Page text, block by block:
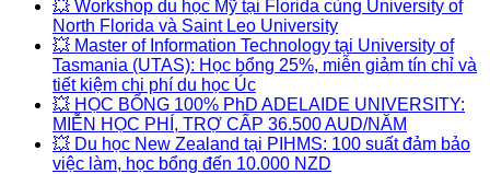
💥 Workshop du học Mỹ tại Florida cùng University of
North Florida và Saint Leo University
💥 Master of Information Technology tại University of
Tasmania (UTAS): Học bổng 25%, miễn giảm tín chỉ và
tiết kiệm chi phí du học Úc
💥 HỌC BỔNG 100% PhD ADELAIDE UNIVERSITY:
MIỄN HỌC PHÍ, TRỢ CẤP 36.500 AUD/NĂM
💥 Du học New Zealand tại PIHMS: 100 suất đảm bảo
việc làm, học bổng đến 10.000 NZD